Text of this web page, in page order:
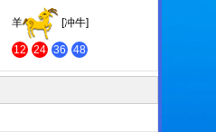
羊 [冲牛]
12 24 36 48